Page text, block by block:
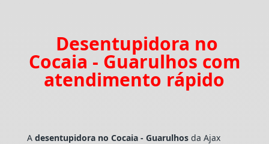
Desentupidora no
Cocaia - Guarulhos com
atendimento rápido
A desentupidora no Cocaia - Guarulhosda Ajax